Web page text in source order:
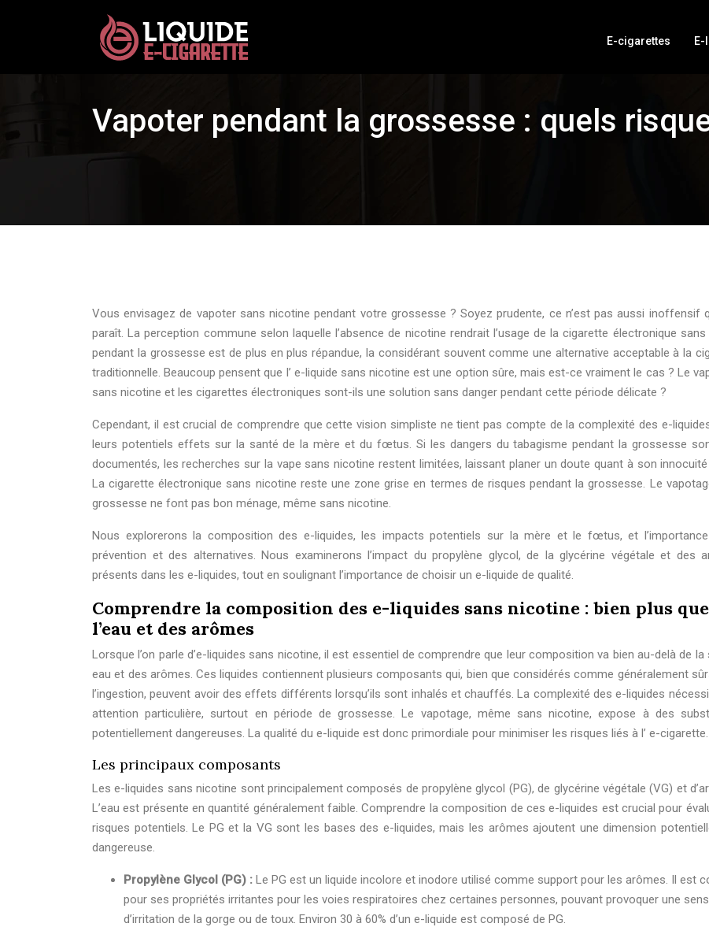
E-cigarettes
Vapoter pendant la grossesse : quels
Vous envisagez de vapoter sans nicotine pendant votre grossesse ? Soyez prudente, ce n’est pas aussi inoffensif
paraît. La perception commune selon laquelle l’absence de nicotine rendrait l’usage de la cigarette électronique sans
pendant la grossesse est de plus en plus répandue, la considérant souvent comme une alternative acceptable à la
traditionnelle. Beaucoup pensent que l’ e-liquide sans nicotine est une option sûre, mais est-ce vraiment le cas ? Le
sans nicotine et les cigarettes électroniques sont-ils une solution sans danger pendant cette période délicate ?
Cependant, il est crucial de comprendre que cette vision simpliste ne tient pas compte de la complexité des e-
leurs potentiels effets sur la santé de la mère et du fœtus. Si les dangers du tabagisme pendant la grossesse
documentés, les recherches sur la vape sans nicotine restent limitées, laissant planer un doute quant à son innocuité
La cigarette électronique sans nicotine reste une zone grise en termes de risques pendant la grossesse. Le
grossesse ne font pas bon ménage, même sans nicotine.
Nous explorerons la composition des e-liquides, les impacts potentiels sur la mère et le fœtus, et
prévention et des alternatives. Nous examinerons l’impact du propylène glycol, de la glycérine végétale et des
présents dans les e-liquides, tout en soulignant l’importance de choisir un e-liquide de qualité.
Comprendre la composition des e-liquides sans nicotine : bien plus
l’eau et des arômes
Lorsque l’on parle d’e-liquides sans nicotine, il est essentiel de comprendre que leur composition va bien au-delà de la
eau et des arômes. Ces liquides contiennent plusieurs composants qui, bien que considérés comme généralement
l’ingestion, peuvent avoir des effets différents lorsqu’ils sont inhalés et chauffés. La complexité des e-liquides
attention particulière, surtout en période de grossesse. Le vapotage, même sans nicotine, expose à des
potentiellement dangereuses. La qualité du e-liquide est donc primordiale pour minimiser les risques liés à l’ e-cigarette.
Les principaux composants
Les e-liquides sans nicotine sont principalement composés de propylène glycol (PG), de glycérine végétale (VG) et
L’eau est présente en quantité généralement faible. Comprendre la composition de ces e-liquides est crucial pour
risques potentiels. Le PG et la VG sont les bases des e-liquides, mais les arômes ajoutent une dimension
dangereuse.
Propylène Glycol (PG) : Le PG est un liquide incolore et inodore utilisé comme support pour les arômes. Il est
pour ses propriétés irritantes pour les voies respiratoires chez certaines personnes, pouvant provoquer une
d’irritation de la gorge ou de toux. Environ 30 à 60% d’un e-liquide est composé de PG.